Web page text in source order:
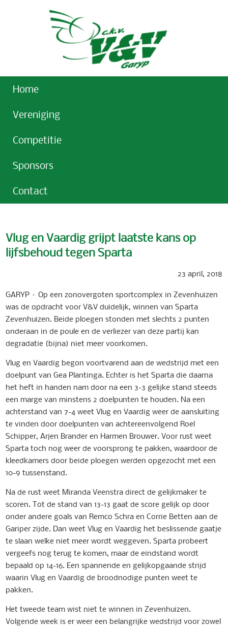
Home
Vereniging
Competitie
Sponsors
Contact
Vlug en Vaardig grijpt laatste kans op
lijfsbehoud tegen Sparta
23 april, 2018
GARYP – Op een zonovergoten sportcomplex in Zevenhuizen
was de opdracht voor V&V duidelijk, winnen van Sparta
Zevenhuizen. Beide ploegen stonden met slechts 2 punten
onderaan in de poule en de verliezer van deze partij kan
degradatie (bijna) niet meer voorkomen.
Vlug en Vaardig begon voortvarend aan de wedstrijd met een
doelpunt van Gea Plantinga. Echter is het Sparta die daarna
het heft in handen nam door na een 3-3 gelijke stand steeds
een marge van minstens 2 doelpunten te houden. Na een
achterstand van 7-4 weet Vlug en Vaardig weer de aansluiting
te vinden door doelpunten van achtereenvolgend Roel
Schipper, Arjen Brander en Harmen Brouwer. Voor rust weet
Sparta toch nog weer de voorsprong te pakken, waardoor de
kleedkamers door beide ploegen werden opgezocht met een
10-9 tussenstand.
Na de rust weet Miranda Veenstra direct de gelijkmaker te
scoren. Tot de stand van 13-13 gaat de score gelijk op door
onder andere goals van Remco Schra en Corrie Betten aan de
Gariper zijde. Dan weet Vlug en Vaardig het beslissende gaatje
te slaan welke niet meer wordt weggeven. Sparta probeert
vergeefs nog terug te komen, maar de eindstand wordt
bepaald op 14-16. Een spannende en gelijkopgaande strijd
waarin Vlug en Vaardig de broodnodige punten weet te
pakken.
Het tweede team wist niet te winnen in Zevenhuizen.
Volgende week is er weer een belangrijke wedstrijd voor zowel